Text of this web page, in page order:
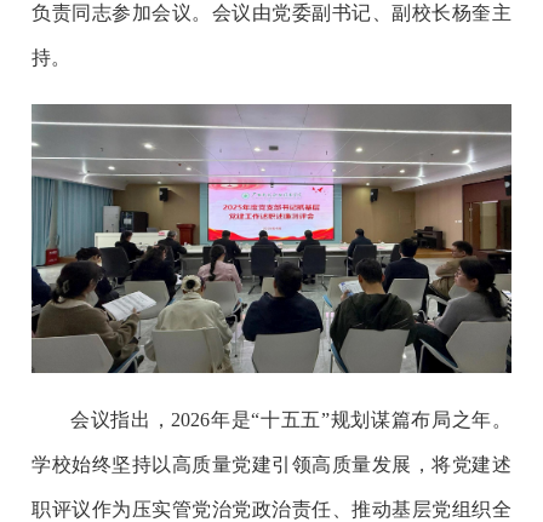
负责同志参加会议。会议由党委副书记、副校长杨奎主
持。
会议指出，2026年是“十五五”规划谋篇布局之年。
学校始终坚持以高质量党建引领高质量发展，将党建述
职评议作为压实管党治党政治责任、推动基层党组织全